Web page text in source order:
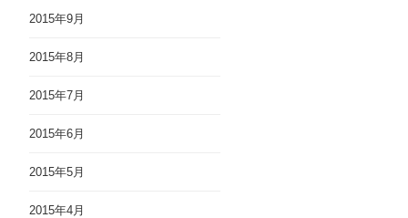
2015年9月
2015年8月
2015年7月
2015年6月
2015年5月
2015年4月